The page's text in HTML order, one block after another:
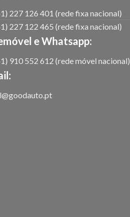
227 126 401 (rede fixa nacional)
227 122 465 (rede fixa nacional)
e Whatsapp:
910 552 612 (rede móvel nacional)